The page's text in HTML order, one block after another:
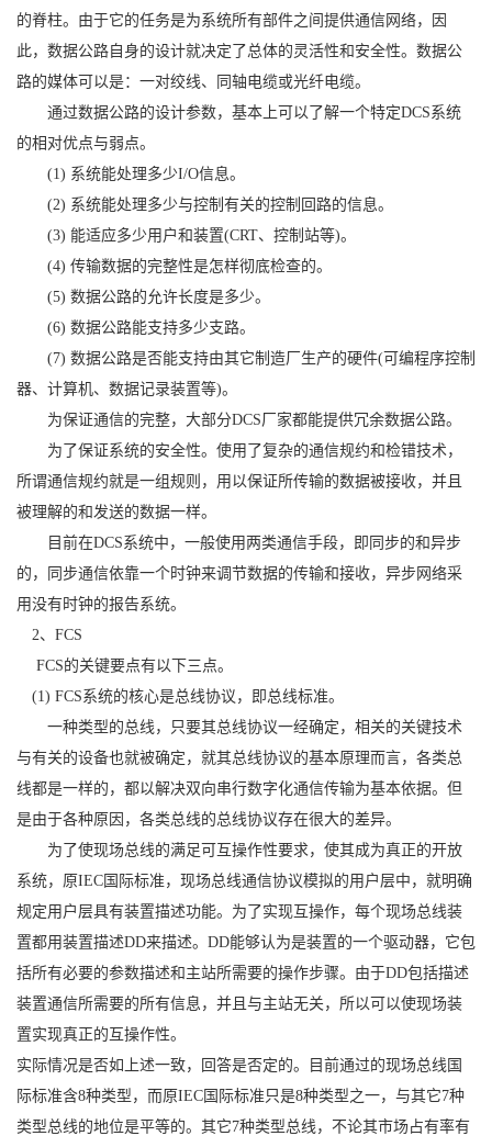
的脊柱。由于它的任务是为系统所有部件之间提供通信网络，因
此，数据公路自身的设计就决定了总体的灵活性和安全性。数据公
路的媒体可以是：一对绞线、同轴电缆或光纤电缆。
通过数据公路的设计参数，基本上可以了解一个特定DCS系统
的相对优点与弱点。
(1) 系统能处理多少I/O信息。
(2) 系统能处理多少与控制有关的控制回路的信息。
(3) 能适应多少用户和装置(CRT、控制站等)。
(4) 传输数据的完整性是怎样彻底检查的。
(5) 数据公路的允许长度是多少。
(6) 数据公路能支持多少支路。
(7) 数据公路是否能支持由其它制造厂生产的硬件(可编程序控制
器、计算机、数据记录装置等)。
为保证通信的完整，大部分DCS厂家都能提供冗余数据公路。
为了保证系统的安全性。使用了复杂的通信规约和检错技术，
所谓通信规约就是一组规则，用以保证所传输的数据被接收，并且
被理解的和发送的数据一样。
目前在DCS系统中，一般使用两类通信手段，即同步的和异步
的，同步通信依靠一个时钟来调节数据的传输和接收，异步网络采
用没有时钟的报告系统。
2、FCS
FCS的关键要点有以下三点。
(1) FCS系统的核心是总线协议，即总线标准。
一种类型的总线，只要其总线协议一经确定，相关的关键技术
与有关的设备也就被确定，就其总线协议的基本原理而言，各类总
线都是一样的，都以解决双向串行数字化通信传输为基本依据。但
是由于各种原因，各类总线的总线协议存在很大的差异。
为了使现场总线的满足可互操作性要求，使其成为真正的开放
系统，原IEC国际标准，现场总线通信协议模拟的用户层中，就明确
规定用户层具有装置描述功能。为了实现互操作，每个现场总线装
置都用装置描述DD来描述。DD能够认为是装置的一个驱动器，它包
括所有必要的参数描述和主站所需要的操作步骤。由于DD包括描述
装置通信所需要的所有信息，并且与主站无关，所以可以使现场装
置实现真正的互操作性。
实际情况是否如上述一致，回答是否定的。目前通过的现场总线国
际标准含8种类型，而原IEC国际标准只是8种类型之一，与其它7种
类型总线的地位是平等的。其它7种类型总线，不论其市场占有率有